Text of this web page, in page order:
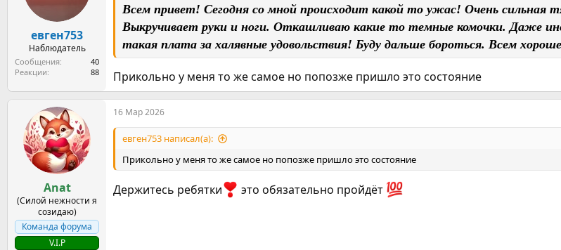
евген753
Наблюдатель
Сообщения
40
Реакции
88
Всем привет! Сегодня со мной происходит какой то ужас! Очень сильная
Выкручивает руки и ноги. Откашливаю какие то темные комочки. Даже
такая плата за халявные удовольствия! Буду дальше бороться. Всем
Прикольно у меня то же самое но попозже пришло это состояние
Anat
(Силой нежности я
созидаю)
Команда форума
V.I.P
16 Мар 2026
евген753 написал(а):
Прикольно у меня то же самое но попозже пришло это состояние
Держитесь ребятки это обязательно пройдёт